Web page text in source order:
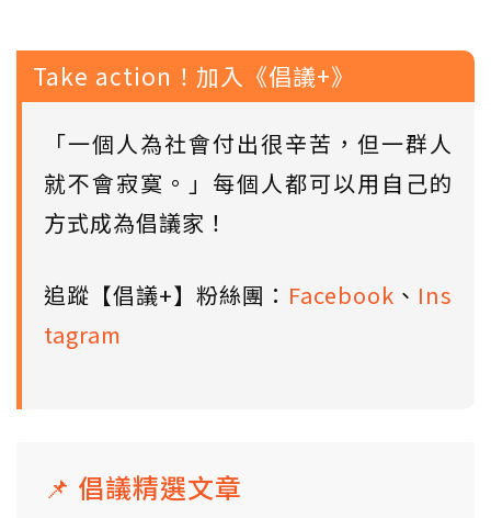
Take action！加入《倡議+》
「一個人為社會付出很辛苦，但一群人
就不會寂寞。」每個人都可以用自己的
方式成為倡議家！
追蹤【倡議+】粉絲團： Facebook 、 Ins
tagram
📌 倡議精選文章